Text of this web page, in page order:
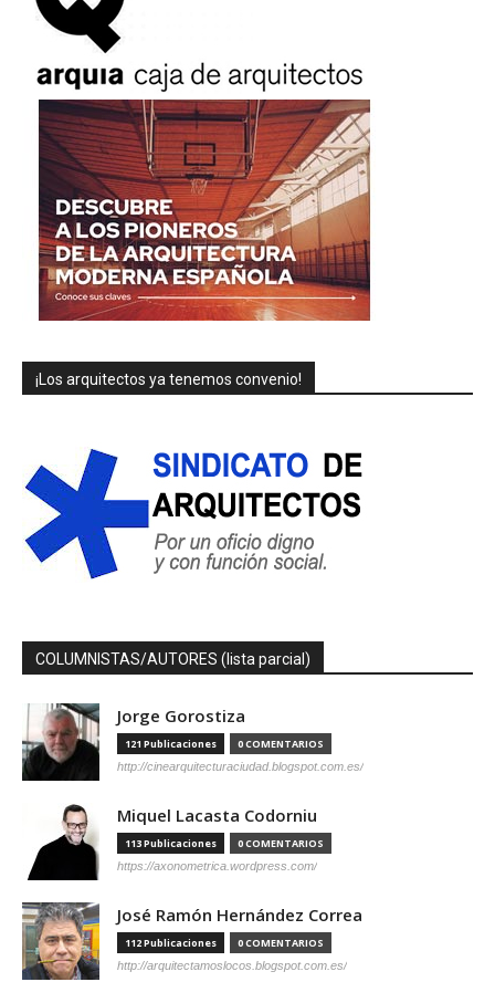
¡Los arquitectos ya tenemos convenio!
COLUMNISTAS/AUTORES (lista parcial)
Jorge Gorostiza
121 Publicaciones 0 COMENTARIOS
http://cinearquitecturaciudad.blogspot.com.es/
Miquel Lacasta Codorniu
113 Publicaciones 0 COMENTARIOS
https://axonometrica.wordpress.com/
José Ramón Hernández Correa
112 Publicaciones 0 COMENTARIOS
http://arquitectamoslocos.blogspot.com.es/